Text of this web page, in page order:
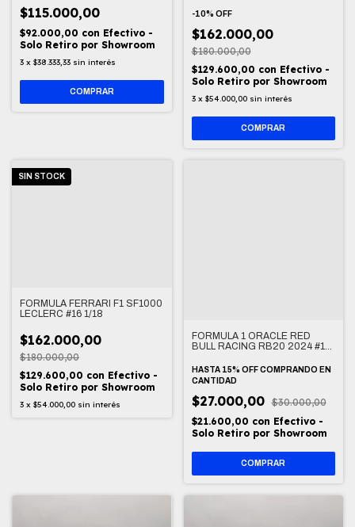
$115.000,00
$92.000,00 con Efectivo -
Solo Retiro por Showroom
3 x $38.333,33 sin interés
-10% OFF
$162.000,00
$180.000,00
$129.600,00 con Efectivo -
Solo Retiro por Showroom
3 x $54.000,00 sin interés
SIN STOCK
FORMULA FERRARI F1 SF1000
LECLERC #16 1/18
$162.000,00
$180.000,00
$129.600,00 con Efectivo -
Solo Retiro por Showroom
3 x $54.000,00 sin interés
FORMULA 1 ORACLE RED
BULL RACING RB20 2024 #1
HASTA 15% OFF COMPRANDO EN
CANTIDAD
$27.000,00 $30.000,00
$21.600,00 con Efectivo -
Solo Retiro por Showroom